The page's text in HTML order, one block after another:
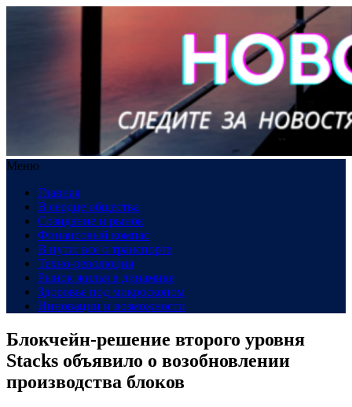
Меню
Главная
В сердце общества
Созидание и рынок
Финансовый компас
В пути: все о транспорте
Техно-революция
Рынок жилья в динамике
Здоровье под микроскопом
Инновации и возможности
Блокчейн-решение второго уровня
Stacks объявило о возобновлении
производства блоков